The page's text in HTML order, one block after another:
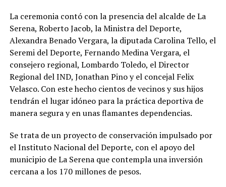
La ceremonia contó con la presencia del alcalde de La
Serena, Roberto Jacob, la Ministra del Deporte,
Alexandra Benado Vergara, la diputada Carolina Tello, el
Seremi del Deporte, Fernando Medina Vergara, el
consejero regional, Lombardo Toledo, el Director
Regional del IND, Jonathan Pino y el concejal Felix
Velasco. Con este hecho cientos de vecinos y sus hijos
tendrán el lugar idóneo para la práctica deportiva de
manera segura y en unas flamantes dependencias.
Se trata de un proyecto de conservación impulsado por
el Instituto Nacional del Deporte, con el apoyo del
municipio de La Serena que contempla una inversión
cercana a los 170 millones de pesos.